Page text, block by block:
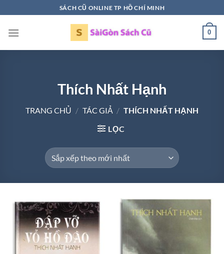
qua
nội
SÁCH CŨ ONLINE TP HỒ CHÍ MINH
0
Thích Nhất Hạnh
TRANG CHỦ / TÁC GIẢ / THÍCH NHẤT HẠNH
LỌC